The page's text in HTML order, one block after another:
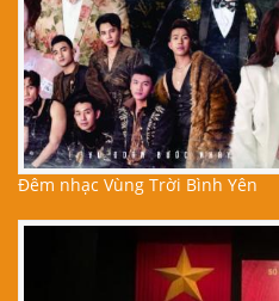
Đêm nhạc Vùng Trời Bình Yên